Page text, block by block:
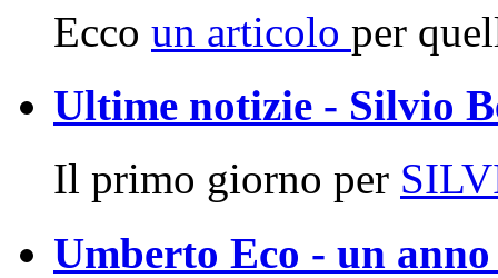
Ecco un articolo per
Ultime notizie - Silvio
Il primo giorno per
Umberto Eco - un